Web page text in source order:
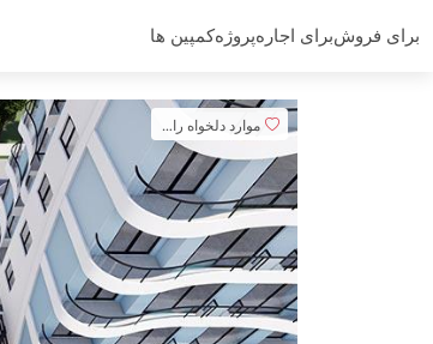
برای فروشبرای اجارهپروژهکمپین ها
موارد دلخواه را اضافه کنید